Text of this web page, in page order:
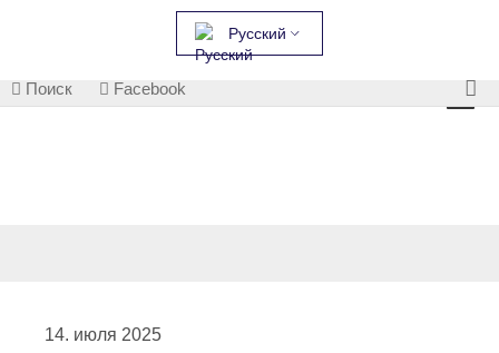
Русский
Поиск Facebook
14. июля 2025